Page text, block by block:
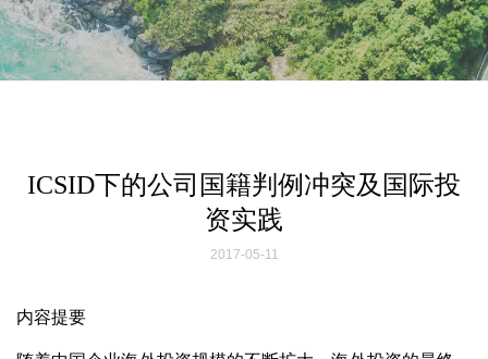
ICSID下的公司国籍判例冲突及国际投
资实践
2017-05-11
内容提要